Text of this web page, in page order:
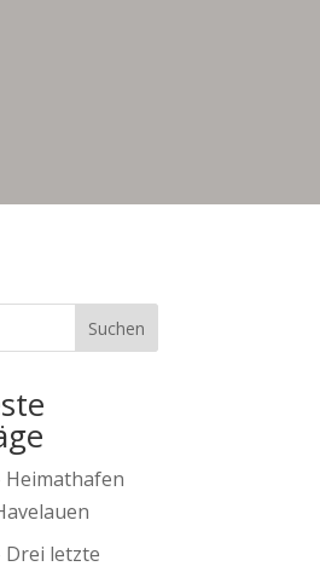
Suchen
Heimathafen
Drei letzte